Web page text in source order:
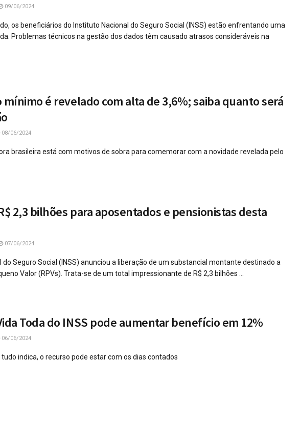
09/06/2024
os beneficiários do Instituto Nacional do Seguro Social (INSS) estão enfrentando uma
Problemas técnicos na gestão dos dados têm causado atrasos consideráveis na
mínimo é revelado com alta de 3,6%; saiba quanto será
08/06/2024
brasileira está com motivos de sobra para comemorar com a novidade revelada pelo
2,3 bilhões para aposentados e pensionistas desta
07/06/2024
do Seguro Social (INSS) anunciou a liberação de um substancial montante destinado a
Valor (RPVs). Trata-se de um total impressionante de R$ 2,3 bilhões ...
Toda do INSS pode aumentar benefício em 12%
06/06/2024
indica, o recurso pode estar com os dias contados